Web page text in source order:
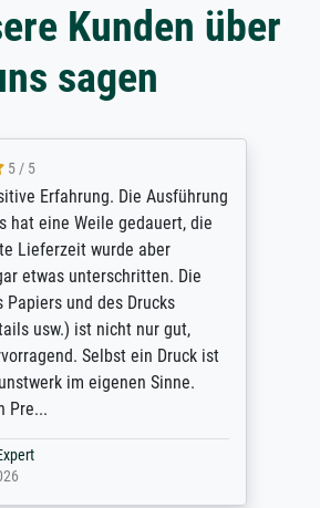
Kunden über
sagen
5 / 5
Erfahrung. Die Ausführung
hat eine Weile gedauert, die
Lieferzeit wurde aber
etwas unterschritten. Die
Papiers und des Drucks
usw.) ist nicht nur gut,
Selbst ein Druck ist
im eigenen Sinne.
Pre...